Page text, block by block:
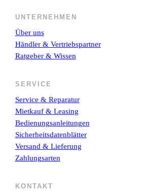
UNTERNEHMEN
Über uns
Händler & Vertriebspartner
Ratgeber & Wissen
SERVICE
Service & Reparatur
Mietkauf & Leasing
Bedienungsanleitungen
Sicherheitsdatenblätter
Versand & Lieferung
Zahlungsarten
KONTAKT